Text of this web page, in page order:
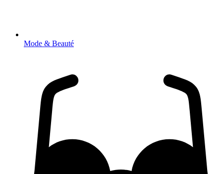
Mode & Beauté